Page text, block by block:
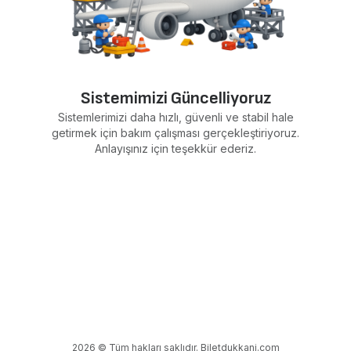
Sistemimizi Güncelliyoruz
Sistemlerimizi daha hızlı, güvenli ve stabil hale
getirmek için bakım çalışması gerçekleştiriyoruz.
Anlayışınız için teşekkür ederiz.
2026 © Tüm hakları saklıdır. Biletdukkani.com